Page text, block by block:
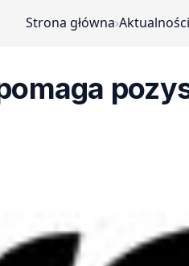
Strona główna›Aktualności